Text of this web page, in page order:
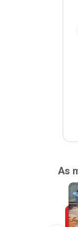
As